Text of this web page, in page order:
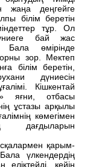
жаңа деңгейге
білім беретін
тұр. Ол
бай жас
Бала өмірінде
зор. Мектеп
білім беретін,
дүниесін
Кішкентай
яғни, отбасы
ұстазы арқылы
көмегімен
дағдыларын
қарым-
үлкендердің
еліктейді, кейін